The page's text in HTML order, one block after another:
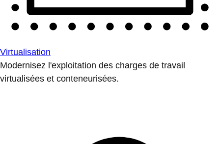
Virtualisation
Modernisez l'exploitation des charges de travail
virtualisées et conteneurisées.